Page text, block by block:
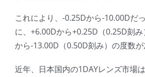
これにより、-0.25Dから-10.00Dだ
に、+6.00Dから+0.25D（0.25D刻
から-13.00D（0.50D刻み）の度数が
近年、日本国内の1DAYレンズ市場